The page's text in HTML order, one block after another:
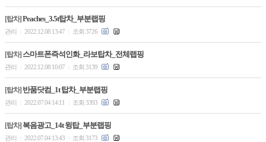
[탑차] Peaches_3.5t탑차_부분랩핑
관리 2022.12.08 13:47 조회 3726
[탑차] 스마트폰즉석인화_라보탑차_전체랩핑
관리 2022.12.08 10:07 조회 3139
[탑차] 반품닷컴_1t 탑차_부분랩핑
관리 2022.07.04 14:11 조회 3393
[탑차] 복음광고_14t 윙탑_부분랩핑
관리 2022.07.04 13:43 조회 3173